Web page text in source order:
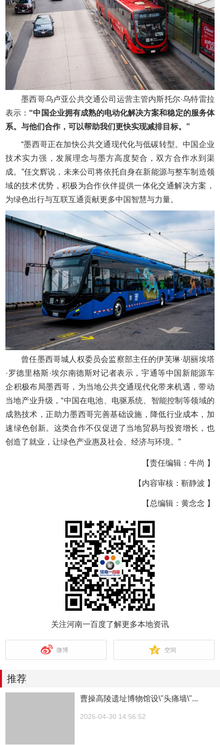
墨西哥乌卢亚公共交通公司运营主管内斯托尔·乌特雷拉
表示： “中国企业拥有成熟的电动化解决方案和稳定的服务体
系。与他们合作，可以帮助我们更快实现减排目标。”
“墨西哥正在加快公共交通现代化与低碳转型。中国企业
技术实力强，发展理念与墨方高度契合，双方合作水到渠
成。”任文辉说，未来公司将依托自身在新能源与整车制造领
域的技术优势，积极为合作伙伴提供一体化交通解决方案，
为绿色出行与互联互通贡献更多中国智慧与力量。
曾任墨西哥城人权委员会监察部主任的伊芙琳·胡丽埃塔
·罗德里格斯·埃尔南德斯对记者表示，宇通等中国新能源车
企积极布局墨西哥，为当地公共交通现代化带来机遇，带动
当地产业升级，“中国在电池、电驱系统、智能控制等领域的
成熟技术，正助力墨西哥完善基础设施，降低行业成本，加
速绿色创新。这类合作不仅促进了当地贸易与投资增长，也
创造了就业，让绿色产业惠及社会、经济与环境。”
【责任编辑：牛尚 】
【内容审核：靳静波 】
【总编辑：黄念念 】
关注河南一百度了解更多本地资讯
微博 空间
推荐
曹操高陵遗址博物馆设\"头痛墙\"...
2026-04-30 14:56:52